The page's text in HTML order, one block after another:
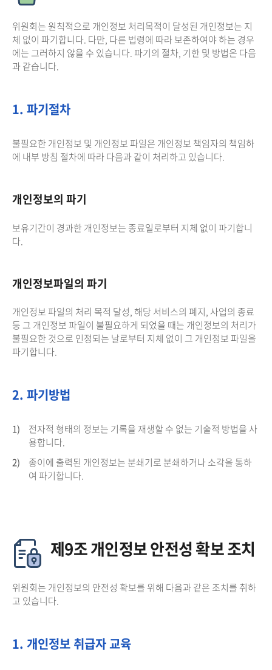
위원회는 원칙적으로 개인정보 처리목적이 달성된 개인정보는 지
체 없이 파기합니다. 다만, 다른 법령에 따라 보존하여야 하는 경우
에는 그러하지 않을 수 있습니다. 파기의 절차, 기한 및 방법은 다음
과 같습니다.
1. 파기절차
불필요한 개인정보 및 개인정보 파일은 개인정보 책임자의 책임하
에 내부 방침 절차에 따라 다음과 같이 처리하고 있습니다.
개인정보의 파기
보유기간이 경과한 개인정보는 종료일로부터 지체 없이 파기합니
다.
개인정보파일의 파기
개인정보 파일의 처리 목적 달성, 해당 서비스의 폐지, 사업의 종료
등 그 개인정보 파일이 불필요하게 되었을 때는 개인정보의 처리가
불필요한 것으로 인정되는 날로부터 지체 없이 그 개인정보 파일을
파기합니다.
2. 파기방법
1)
전자적 형태의 정보는 기록을 재생할 수 없는 기술적 방법을 사
용합니다.
2)
종이에 출력된 개인정보는 분쇄기로 분쇄하거나 소각을 통하
여 파기합니다.
제9조 개인정보 안전성 확보 조치
위원회는 개인정보의 안전성 확보를 위해 다음과 같은 조치를 취하
고 있습니다.
1. 개인정보 취급자 교육